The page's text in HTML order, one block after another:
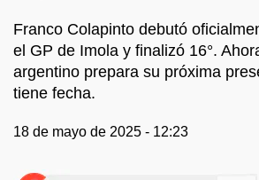
Franco Colapinto debutó
el GP de Imola y finalizó 16°.
argentino prepara su próxima
tiene fecha.
18 de mayo de 2025 - 12:23